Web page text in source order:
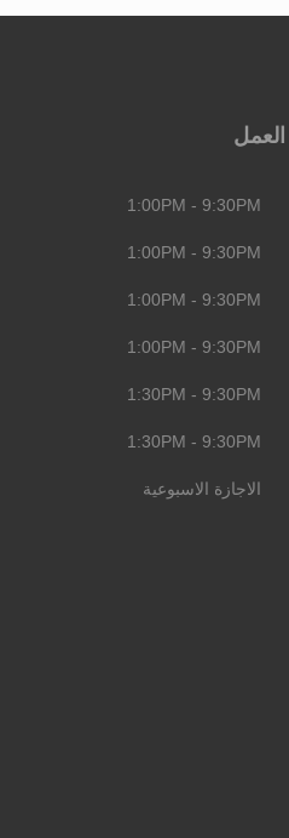
1:00PM - 9:30PM
1:00PM - 9:30PM
1:00PM - 9:30PM
1:00PM - 9:30PM
1:30PM - 9:30PM
1:30PM - 9:30PM
الاجازة الاسبوعية